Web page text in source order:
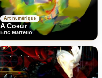
Art numérique
A Coeur
Eric Martello